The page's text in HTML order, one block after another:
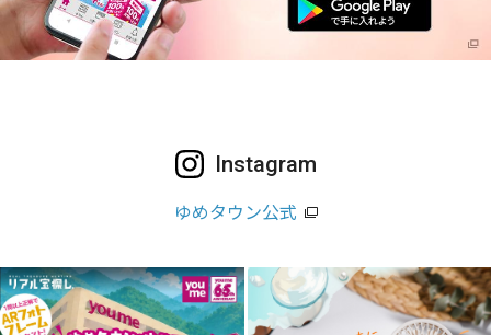
Instagram
ゆめタウン公式